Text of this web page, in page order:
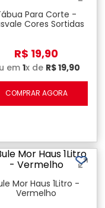
Para Corte -
Cores Sortidas
R$ 19,90
em1x de R$19,90
COMPRAR AGORA
Mor Haus 1Litro -
Vermelho